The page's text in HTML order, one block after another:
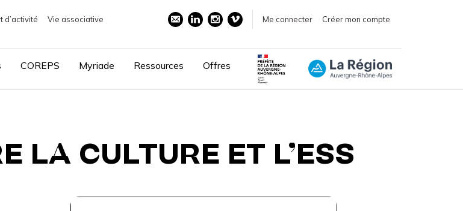
d’activité
Vie associative
Me connecter Créer mon compte
COREPS Myriade Ressources Offres
LA CULTURE ET L’ESS